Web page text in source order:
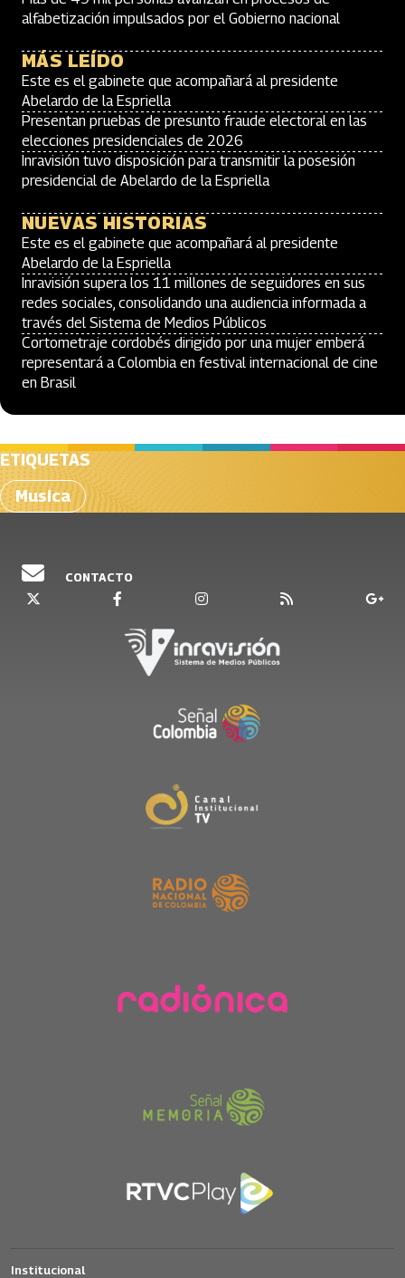
alfabetización impulsados por el Gobierno nacional
MÁS LEÍDO
Este es el gabinete que acompañará al presidente
Abelardo de la Espriella
Presentan pruebas de presunto fraude electoral en las
elecciones presidenciales de 2026
Inravisión tuvo disposición para transmitir la posesión
presidencial de Abelardo de la Espriella
NUEVAS HISTORIAS
Este es el gabinete que acompañará al presidente
Abelardo de la Espriella
Inravisión supera los 11 millones de seguidores en sus
redes sociales, consolidando una audiencia informada a
través del Sistema de Medios Públicos
Cortometraje cordobés dirigido por una mujer emberá
representará a Colombia en festival internacional de cine
en Brasil
ETIQUETAS
Musica
CONTACTO
Institucional